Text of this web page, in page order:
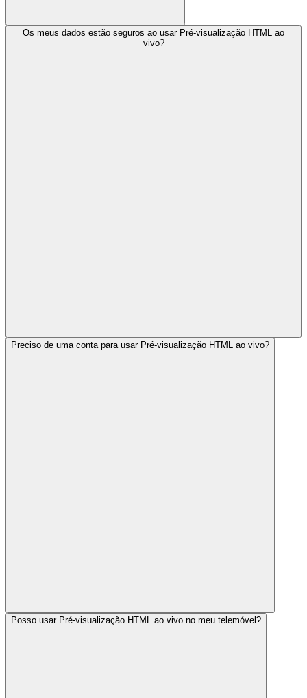
Os meus dados estão seguros ao usar Pré-visualização HTML ao
vivo?
Preciso de uma conta para usar Pré-visualização HTML ao vivo?
Posso usar Pré-visualização HTML ao vivo no meu telemóvel?